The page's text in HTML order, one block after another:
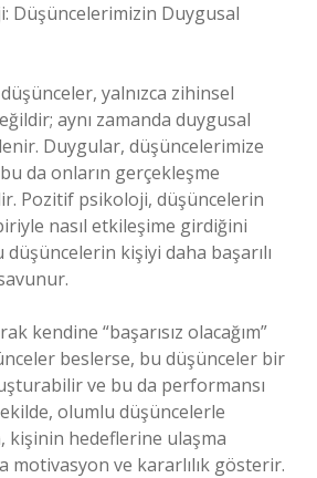
Düşüncelerimizin Duygusal
yalnızca zihinsel
aynı zamanda duygusal
Duygular, düşüncelerimize
da onların gerçekleşme
Pozitif psikoloji, düşüncelerin
nasıl etkileşime girdiğini
kişiyi daha başarılı
kendine “başarısız olacağım”
beslerse, bu düşünceler bir
ve bu da performansı
olumlu düşüncelerle
kişinin hedeflerine ulaşma
motivasyon ve kararlılık gösterir.